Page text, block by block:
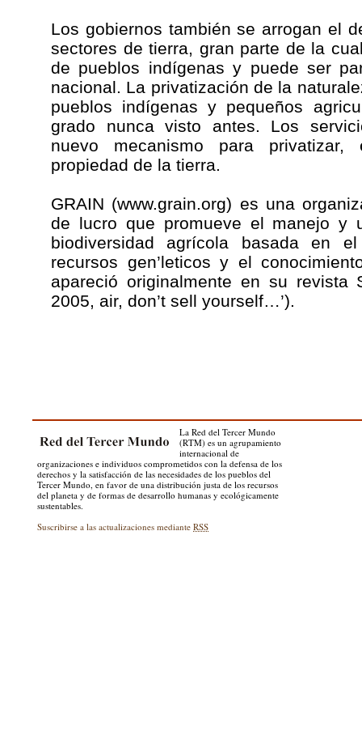
Los gobiernos también se arrogan el
sectores de tierra, gran parte de la
de pueblos indígenas y puede ser
nacional. La privatización de la
pueblos indígenas y pequeños
grado nunca visto antes. Los
nuevo mecanismo para
propiedad de la tierra.
GRAIN (www.grain.org) es una
de lucro que promueve el manejo y
biodiversidad agrícola basada en
recursos gen’leticos y el
apareció originalmente en su revista
2005, air, don’t sell yourself…’).
La Red del Tercer Mundo
(RTM) es un agrupamiento
internacional de
organizaciones e individuos comprometidos con la defensa de los
derechos y la satisfacción de las necesidades de los pueblos del
Tercer Mundo, en favor de una distribución justa de los recursos
del planeta y de formas de desarrollo humanas y ecológicamente
sustentables.
Suscribirse a las actualizaciones medianteRSS